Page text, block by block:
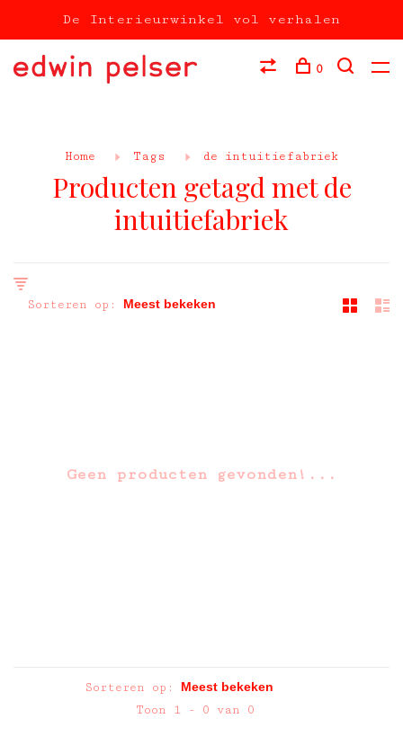
De Interieurwinkel vol verhalen
0
Home Tags de intuitiefabriek
Producten getagd met de
intuitiefabriek
Sorteren op:
Geen producten gevonden!...
Sorteren op:
Toon 1 - 0 van 0